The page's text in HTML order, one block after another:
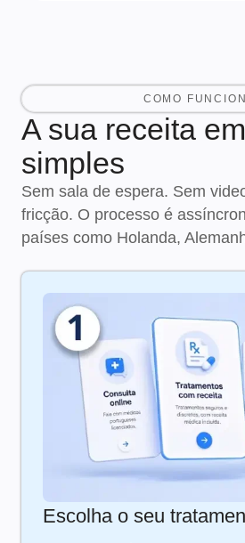
COMO
A sua receita
simples
Sem sala de espera. Sem
fricção. O processo é
países como Holanda,
Escolha o seu